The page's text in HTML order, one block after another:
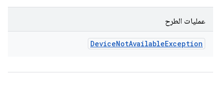
عمليات الطرح
DeviceNotAvailableException